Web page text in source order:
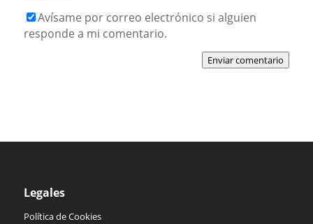
Avísame por correo electrónico si alguien
responde a mi comentario.
Enviar comentario
Legales
Política de Cookies